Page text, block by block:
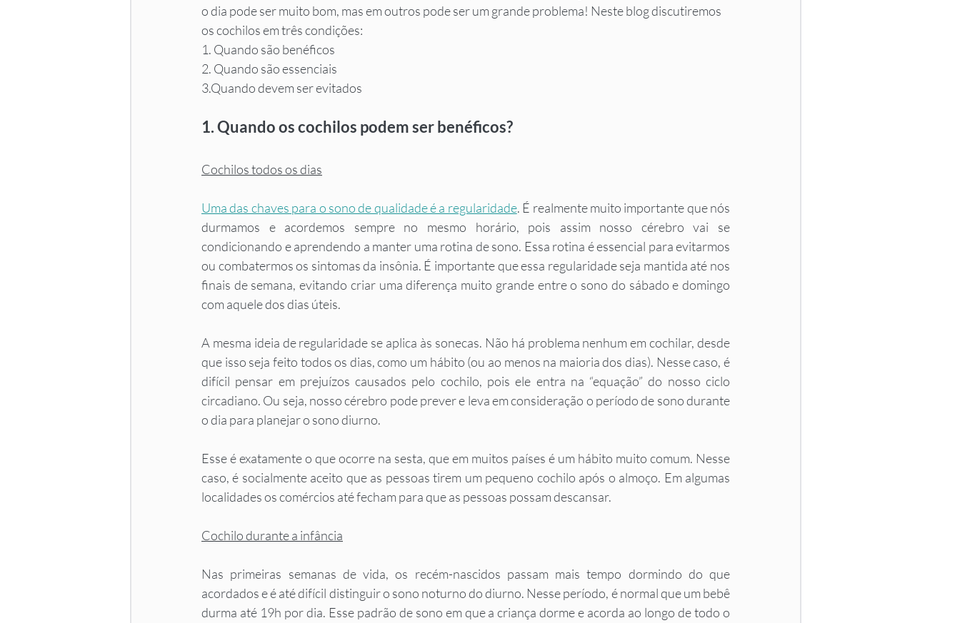
o dia pode ser muito bom, mas em outros pode ser um grande problema! Neste blog discutiremos
os cochilos em três condições:
1. Quando são benéficos
2. Quando são essenciais
3.Quando devem ser evitados
1. Quando os cochilos podem ser benéficos?
Cochilos todos os dias
Uma das chaves para o sono de qualidade é a regularidade. É realmente muito importante que nós
durmamos e acordemos sempre no mesmo horário, pois assim nosso cérebro vai se
condicionando e aprendendo a manter uma rotina de sono. Essa rotina é essencial para evitarmos
ou combatermos os sintomas da insônia. É importante que essa regularidade seja mantida até nos
finais de semana, evitando criar uma diferença muito grande entre o sono do sábado e domingo
com aquele dos dias úteis.
A mesma ideia de regularidade se aplica às sonecas. Não há problema nenhum em cochilar, desde
que isso seja feito todos os dias, como um hábito (ou ao menos na maioria dos dias). Nesse caso, é
difícil pensar em prejuízos causados pelo cochilo, pois ele entra na “equação” do nosso ciclo
circadiano. Ou seja, nosso cérebro pode prever e leva em consideração o período de sono durante
o dia para planejar o sono diurno.
Esse é exatamente o que ocorre na sesta, que em muitos países é um hábito muito comum. Nesse
caso, é socialmente aceito que as pessoas tirem um pequeno cochilo após o almoço. Em algumas
localidades os comércios até fecham para que as pessoas possam descansar.
Cochilo durante a infância
Nas primeiras semanas de vida, os recém-nascidos passam mais tempo dormindo do que
acordados e é até difícil distinguir o sono noturno do diurno. Nesse período, é normal que um bebê
durma até 19h por dia. Esse padrão de sono em que a criança dorme e acorda ao longo de todo o